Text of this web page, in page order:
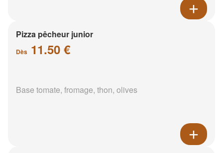
Pizza pêcheur junior
Dès 11.50 €
Base tomate, fromage, thon, olives